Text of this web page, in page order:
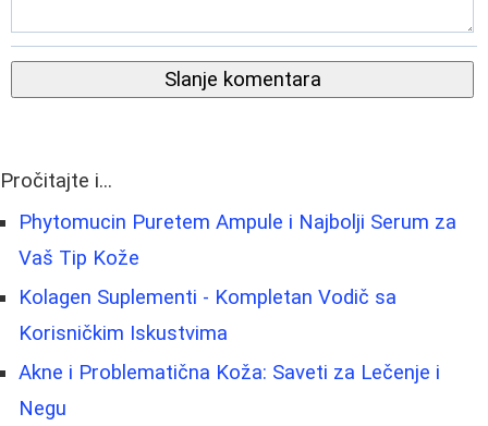
Slanje komentara
Pročitajte i...
Phytomucin Puretem Ampule i Najbolji Serum za
Vaš Tip Kože
Kolagen Suplementi - Kompletan Vodič sa
Korisničkim Iskustvima
Akne i Problematična Koža: Saveti za Lečenje i
Negu